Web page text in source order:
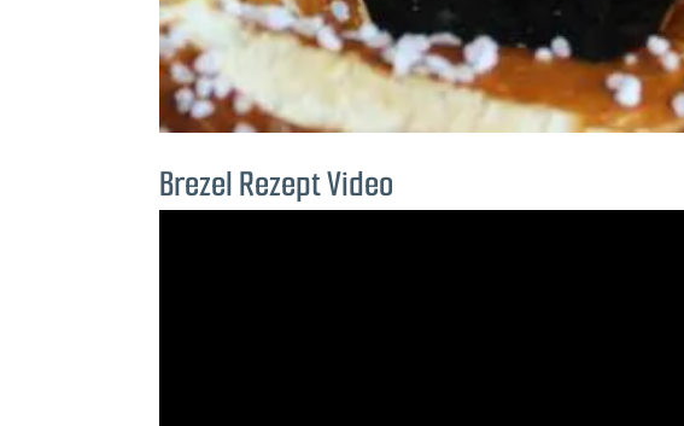
Brezel Rezept Video